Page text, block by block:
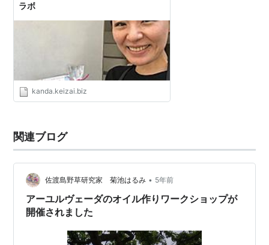
ラボ
kanda.keizai.biz
関連ブログ
佐渡島野草研究家 菊池はるみ • 5年前
アーユルヴェーダのオイル作りワークショップが
開催されました